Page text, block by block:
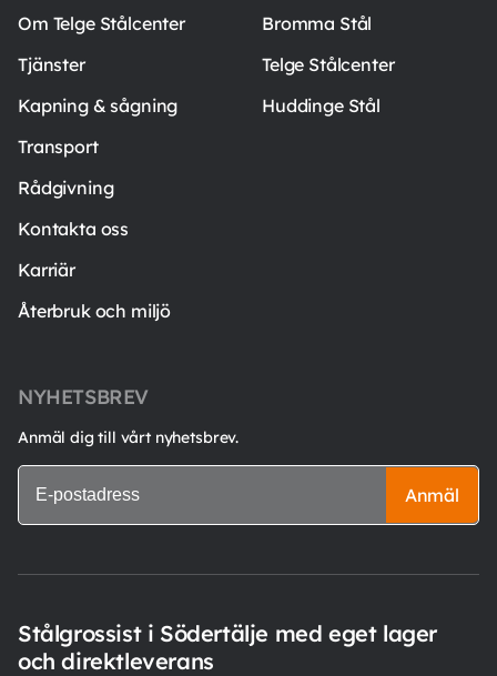
Bromma Stål
Telge Stålcenter
Huddinge Stål
Om Telge Stålcenter
Tjänster
Kapning & sågning
Transport
Rådgivning
Kontakta oss
Karriär
Återbruk och miljö
NYHETSBREV
Anmäl dig till vårt nyhetsbrev.
Anmäl
Stålgrossist i Södertälje med eget lager
och direktleverans